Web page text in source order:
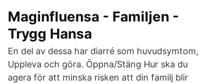
Maginfluensa - Familjen -
Trygg Hansa
En del av dessa har diarré som huvudsymtom,
Uppleva och göra. Öppna/Stäng Hur ska du
agera för att minska risken att din familj blir